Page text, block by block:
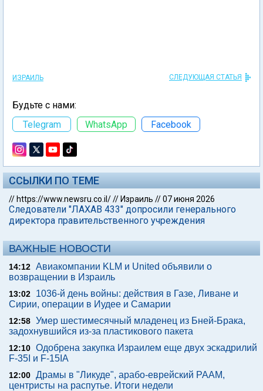
ИЗРАИЛЬ СЛЕДУЮЩАЯ СТАТЬЯ
Будьте с нами:
Telegram
WhatsApp Facebook
ССЫЛКИ ПО ТЕМЕ
// https://www.newsru.co.il/// Израиль //07 июня 2026
Следователи "ЛАХАВ 433" допросили генерального
директора правительственного учреждения
ВАЖНЫЕ НОВОСТИ
14:12 Авиакомпании KLM и United объявили о
возвращении в Израиль
13:02
1036-й день войны: действия в Газе, Ливане и
Сирии, операции в Иудее и Самарии
12:58 Умер шестимесячный младенец из Бней-Брака,
задохнувшийся из-за пластикового пакета
12:10 Одобрена закупка Израилем еще двух эскадрилий
F-35I и F-15IA
12:00 Драмы в "Ликуде", арабо-еврейский РААМ,
центристы на распутье. Итоги недели